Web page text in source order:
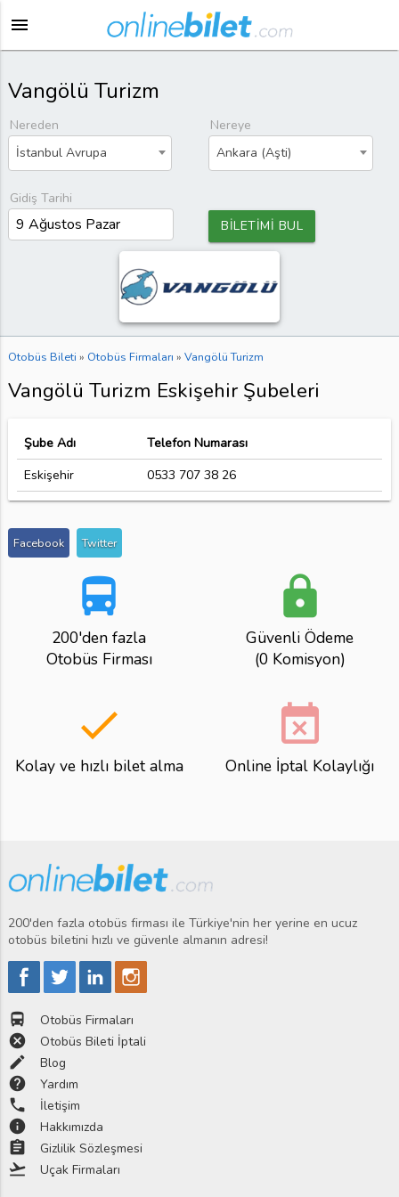
menu
Vangölü Turizm
Nereden
İstanbul Avrupa
Nereye
Ankara (Aşti)
Gidiş Tarihi
BİLETİMİ BUL
Otobüs Bileti » Otobüs Firmaları » Vangölü Turizm
Vangölü Turizm Eskişehir Şubeleri
Şube Adı
Telefon Numarası
Eskişehir
0533 707 38 26
Facebook Twitter
directions_bus
200'den fazla
Otobüs Firması
lock
Güvenli Ödeme
(0 Komisyon)
done
Kolay ve hızlı bilet alma
event_busy
Online İptal Kolaylığı
200'den fazla otobüs firması ile Türkiye'nin her yerine en ucuz
otobüs biletini hızlı ve güvenle almanın adresi!
directions_bus Otobüs Firmaları
cancel Otobüs Bileti İptali
edit Blog
help Yardım
phone İletişim
info Hakkımızda
assignment Gizlilik Sözleşmesi
flight_takeoff Uçak Firmaları